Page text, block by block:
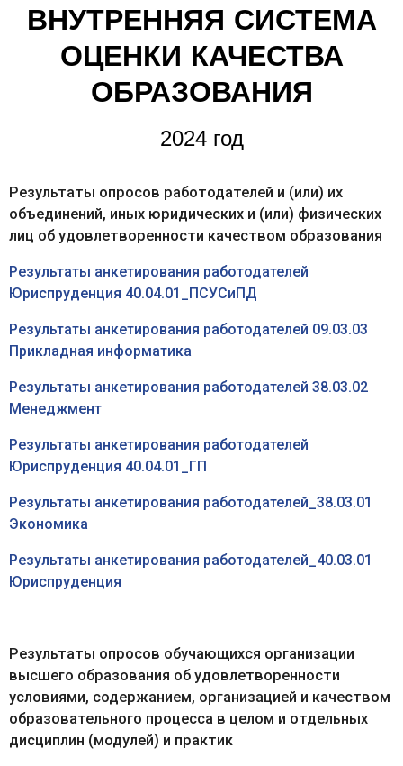
ВНУТРЕННЯЯ СИСТЕМА
ОЦЕНКИ КАЧЕСТВА
ОБРАЗОВАНИЯ
2024 год
Результаты опросов работодателей и (или) их
объединений, иных юридических и (или) физических
лиц об удовлетворенности качеством образования
Результаты анкетирования работодателей
Юриспруденция 40.04.01_ПСУСиПД
Результаты анкетирования работодателей 09.03.03
Прикладная информатика
Результаты анкетирования работодателей 38.03.02
Менеджмент
Результаты анкетирования работодателей
Юриспруденция 40.04.01_ГП
Результаты анкетирования работодателей_38.03.01
Экономика
Результаты анкетирования работодателей_40.03.01
Юриспруденция
Результаты опросов обучающихся организации
высшего образования об удовлетворенности
условиями, содержанием, организацией и качеством
образовательного процесса в целом и отдельных
дисциплин (модулей) и практик